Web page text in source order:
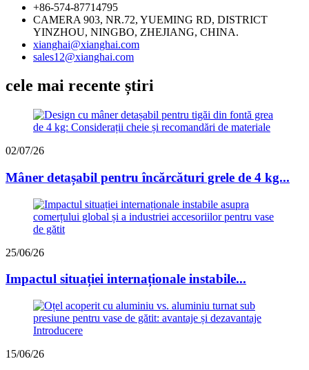
+86-574-87714795
CAMERA 903, NR.72, YUEMING RD, DISTRICT
YINZHOU, NINGBO, ZHEJIANG, CHINA.
xianghai@xianghai.com
sales12@xianghai.com
cele mai recente știri
02/07/26
Mâner detașabil pentru încărcături grele de 4 kg...
25/06/26
Impactul situației internaționale instabile...
15/06/26